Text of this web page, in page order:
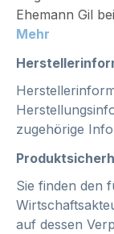
Ehemann Gil
Mehr
zugehörige
Sie finden den
auf dessen